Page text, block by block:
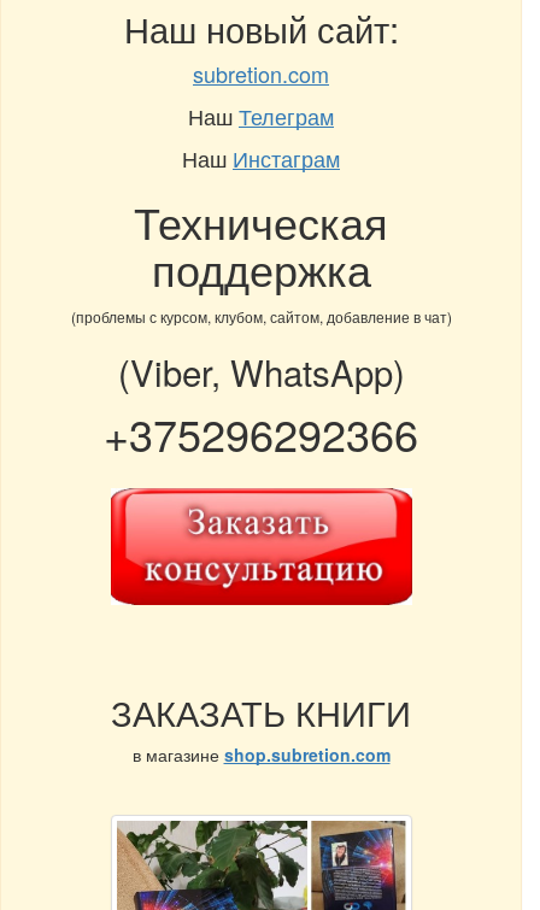
Наш новый сайт:
subretion.com
НашТелеграм
Наш Инстаграм
Техническая
поддержка
(проблемы с курсом, клубом, сайтом, добавление в чат)
(Viber, WhatsApp)
+375296292366
ЗАКАЗАТЬ КНИГИ
в магазине shop.subretion.com